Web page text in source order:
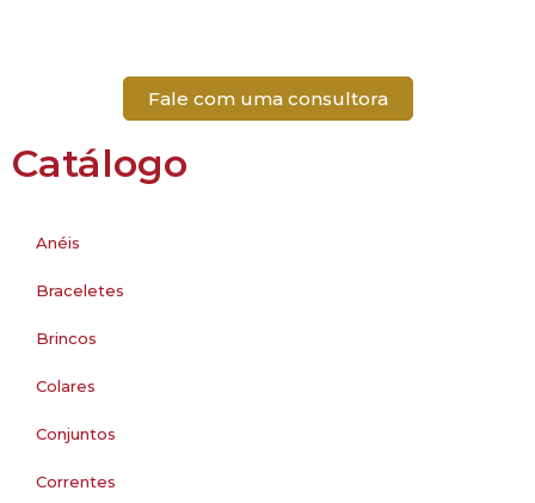
Fale com uma consultora
Catálogo
Anéis
Braceletes
Brincos
Colares
Conjuntos
Correntes